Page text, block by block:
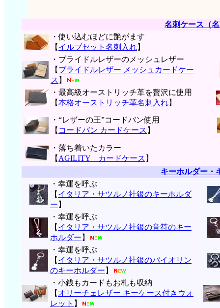
名刺ケース（
・使い込むほどに艶がます
【 イルブセット名刺入れ】
・ブライドルレザーのメッシュレザー
【 ブライドルレザー メッシュカードケー
ス 】
・最高級オーストリッチ革を贅沢に使用
【本格オーストリッチ革名刺入れ】
・“レザーの王”コードバン使用
【 コードバン カードケース 】
・落ち着いたカラー
【 AGILITY カードケース 】
キーホルダー・
・幸運を呼ぶ
【 イタリア・サツルノ社銀のキーホルダ
ー 】
・幸運を呼ぶ
【 イタリア・サツルノ社銀の音符のキー
ホルダー 】
・幸運を呼ぶ
【 イタリア・サツルノ社銀のバイオリン
のキーホルダー 】
・小銭もカードもお札も収納
【 オリーチェレザー キーケース付きウォ
レット 】